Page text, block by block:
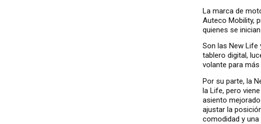
La marca de
Auteco Mobility,
quienes se
Son las New Life
tablero digital,
volante para
Por su parte, la
la Life, pero
asiento
ajustar la
comodidad y